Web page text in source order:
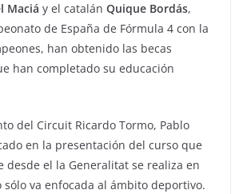
Maciá y el catalán Quique Bordás,
de España de Fórmula 4 con la
han obtenido las becas
han completado su educación
del Circuit Ricardo Tormo, Pablo
en la presentación del curso que
desde el la Generalitat se realiza en
va enfocada al ámbito deportivo.